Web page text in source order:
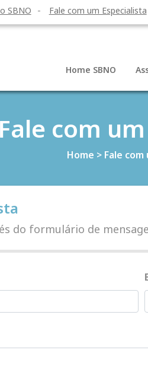
SBNO Fale com um Especialista
Home SBNO
Fale com
Home > Fale com
do formulário de